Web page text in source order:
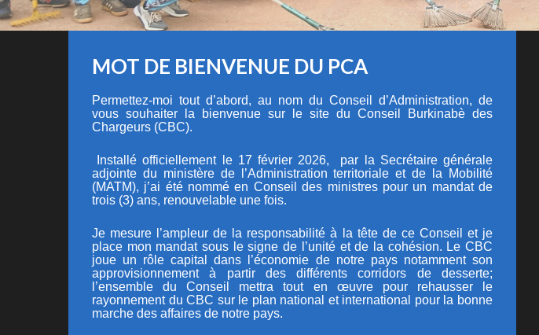
MOT DE BIENVENUE DU PCA
Permettez-moi tout d’abord, au nom du Conseil d’Administration, de
vous souhaiter la bienvenue sur le site du Conseil Burkinabè des
Chargeurs (CBC).
Installé officiellement le 17 février 2026, par l a Secrétaire générale
adjointe du ministère de l’Administration territoriale et de la Mobilité
(MATM), j’ai été nommé en Conseil des ministres pour un mandat de
trois (3) ans, renouvelable une fois.
Je mesure l’ampleur de la responsabilité à la tête de ce Conseil et je
place mon mandat sous le signe de l’unité et de la cohésion. Le CBC
joue un rôle capital dans l’économie de notre pays notamment son
approvisionnement à partir des différents corridors de desserte;
l’ensemble du Conseil mettra tout en œuvre pour rehausser le
rayonnement du CBC sur le plan national et international pour la bonne
marche des affaires de notre pays.